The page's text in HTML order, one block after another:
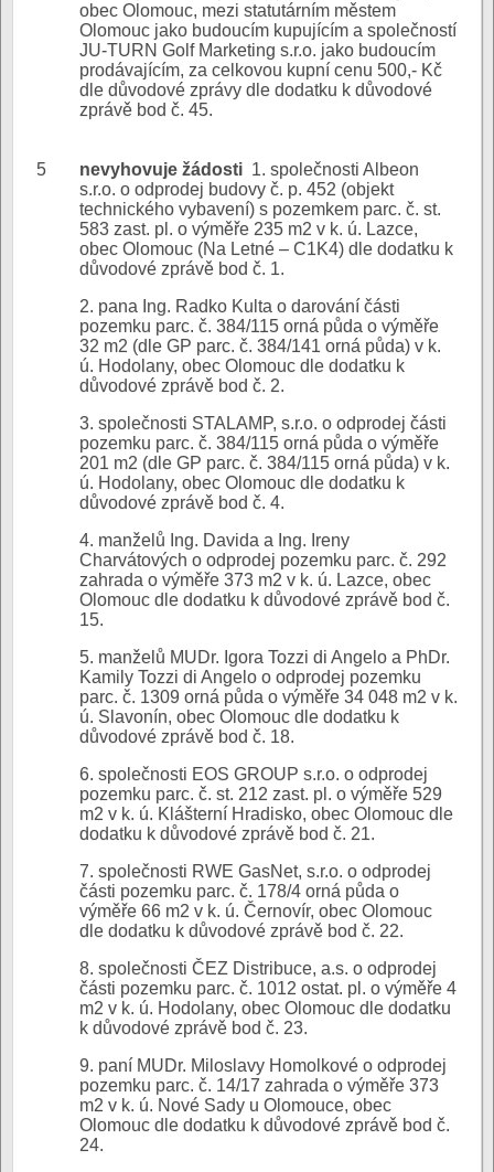
obec Olomouc, mezi statutárním městem
Olomouc jako budoucím kupujícím a společností
JU-TURN Golf Marketing s.r.o. jako budoucím
prodávajícím, za celkovou kupní cenu 500,- Kč
dle důvodové zprávy dle dodatku k důvodové
zprávě bod č. 45.
5 nevyhovuje žádosti 1. společnosti Albeon
s.r.o. o odprodej budovy č. p. 452 (objekt
technického vybavení) s pozemkem parc. č. st.
583 zast. pl. o výměře 235 m2 v k. ú. Lazce,
obec Olomouc (Na Letné – C1K4) dle dodatku k
důvodové zprávě bod č. 1.
2. pana Ing. Radko Kulta o darování části
pozemku parc. č. 384/115 orná půda o výměře
32 m2 (dle GP parc. č. 384/141 orná půda) v k.
ú. Hodolany, obec Olomouc dle dodatku k
důvodové zprávě bod č. 2.
3. společnosti STALAMP, s.r.o. o odprodej části
pozemku parc. č. 384/115 orná půda o výměře
201 m2 (dle GP parc. č. 384/115 orná půda) v k.
ú. Hodolany, obec Olomouc dle dodatku k
důvodové zprávě bod č. 4.
4. manželů Ing. Davida a Ing. Ireny
Charvátových o odprodej pozemku parc. č. 292
zahrada o výměře 373 m2 v k. ú. Lazce, obec
Olomouc dle dodatku k důvodové zprávě bod č.
15.
5. manželů MUDr. Igora Tozzi di Angelo a PhDr.
Kamily Tozzi di Angelo o odprodej pozemku
parc. č. 1309 orná půda o výměře 34 048 m2 v k.
ú. Slavonín, obec Olomouc dle dodatku k
důvodové zprávě bod č. 18.
6. společnosti EOS GROUP s.r.o. o odprodej
pozemku parc. č. st. 212 zast. pl. o výměře 529
m2 v k. ú. Klášterní Hradisko, obec Olomouc dle
dodatku k důvodové zprávě bod č. 21.
7. společnosti RWE GasNet, s.r.o. o odprodej
části pozemku parc. č. 178/4 orná půda o
výměře 66 m2 v k. ú. Černovír, obec Olomouc
dle dodatku k důvodové zprávě bod č. 22.
8. společnosti ČEZ Distribuce, a.s. o odprodej
části pozemku parc. č. 1012 ostat. pl. o výměře 4
m2 v k. ú. Hodolany, obec Olomouc dle dodatku
k důvodové zprávě bod č. 23.
9. paní MUDr. Miloslavy Homolkové o odprodej
pozemku parc. č. 14/17 zahrada o výměře 373
m2 v k. ú. Nové Sady u Olomouce, obec
Olomouc dle dodatku k důvodové zprávě bod č.
24.